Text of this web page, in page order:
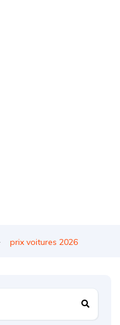
prix voitures 2026